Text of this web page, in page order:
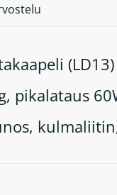
(LD13)
pikalataus